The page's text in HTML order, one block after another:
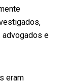
advogados e
eram